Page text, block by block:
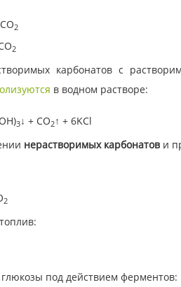
2
2
карбонатов с
в водном растворе:
3↓ + CO2↑ + 6KCl
нерастворимых карбонатов и
2
под действием ферментов: